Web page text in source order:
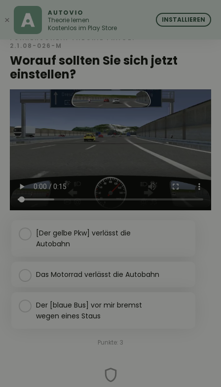
AUTOVIO
Worauf sollten Sie sich jetzt
einstellen?
FÜHRERSCHEIN THEORIE FRAGE:
2.1.08-026-M
[Der gelbe Pkw] verlässt die
Autobahn
Das Motorrad verlässt die Autobahn
Der [blaue Bus] vor mir bremst
wegen eines Staus
Punkte: 3
× AUTOVIO
Theorie lernen
Kostenlos im Play Store
INSTALLIEREN